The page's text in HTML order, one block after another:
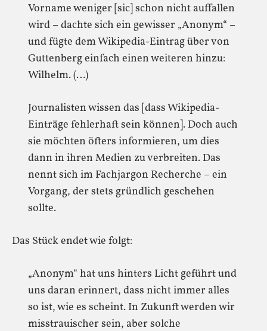
Vorname weniger [sic] schon nicht auffallen
wird – dachte sich ein gewisser „Anonym“ –
und fügte dem Wikipedia-Eintrag über von
Guttenberg einfach einen weiteren hinzu:
Wilhelm. (…)
Journalisten wissen das [dass Wikipedia-
Einträge fehlerhaft sein können]. Doch auch
sie möchten öfters informieren, um dies
dann in ihren Medien zu verbreiten. Das
nennt sich im Fachjargon Recherche – ein
Vorgang, der stets gründlich geschehen
sollte.
Das Stück endet wie folgt:
„Anonym“ hat uns hinters Licht geführt und
uns daran erinnert, dass nicht immer alles
so ist, wie es scheint. In Zukunft werden wir
misstrauischer sein, aber solche